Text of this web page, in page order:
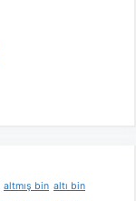
altmış bin altı bin